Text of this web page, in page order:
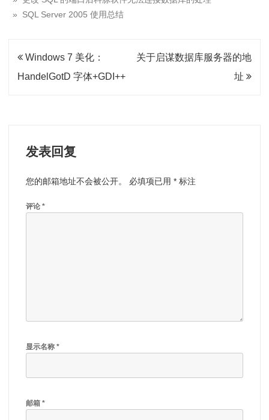
» SQL Server 2005 使用总结
文
章
Windows 7 美化：
HandelGotD 字体+GDI++
关于启谋数据库服务器的地
址
发表回复
您的邮箱地址不会被公开。 必填项已用 * 标注
评论 *
显示名称 *
邮箱 *